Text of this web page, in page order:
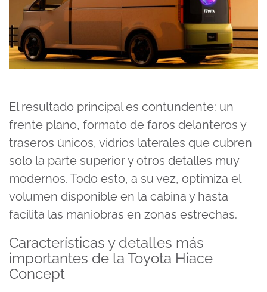
El resultado principal es contundente: un
frente plano, formato de faros delanteros y
traseros únicos, vidrios laterales que cubren
solo la parte superior y otros detalles muy
modernos. Todo esto, a su vez, optimiza el
volumen disponible en la cabina y hasta
facilita las maniobras en zonas estrechas.
Características y detalles más
importantes de la Toyota Hiace
Concept